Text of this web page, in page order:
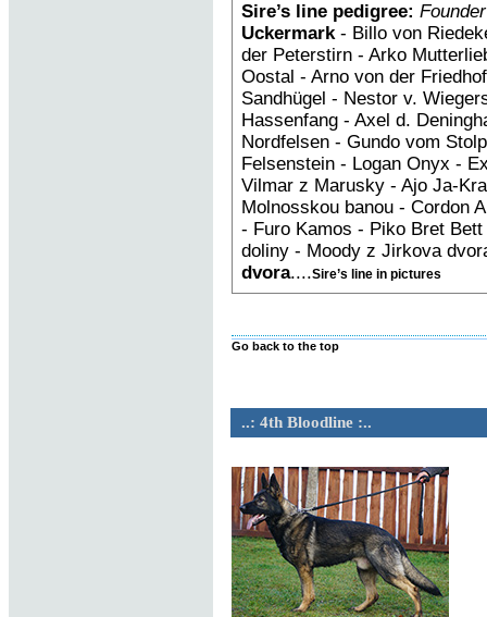
Sire’s line pedigree: Founder
Uckermark- Billo von
der Peterstirn - Arko
Oostal - Arno von der
Sandhügel - Nestor v.
Hassenfang - Axel d.
Nordfelsen - Gundo vom
Felsenstein - Logan Onyx -
Vilmar z Marusky - Ajo Ja-
Molnosskou banou - Cordon
- Furo Kamos - Piko Bret
doliny - Moody z Jirkova
dvora....Sire’s line in pictures
Go back to the top
..: 4th Bloodline :..